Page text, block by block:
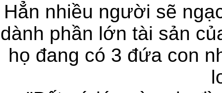
Hẳn nhiều người sẽ
dành phần lớn tài sản
họ đang có 3 đứa con